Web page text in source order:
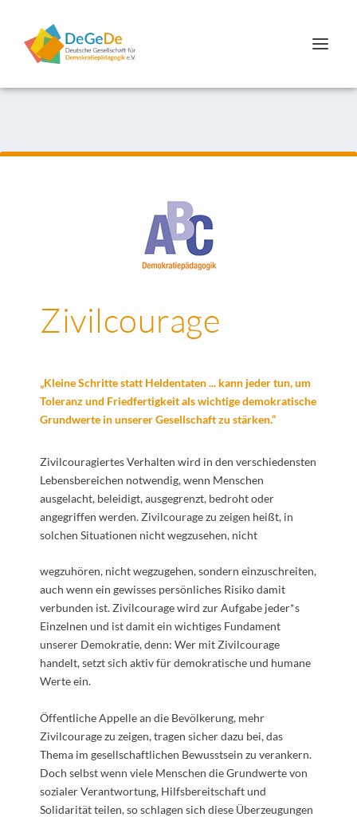
Zivilcourage
„Kleine Schritte statt Heldentaten ... kann jeder tun, um
Toleranz und Friedfertigkeit als wichtige demokratische
Grundwerte in unserer Gesellschaft zu stärken.“
Zivilcouragiertes Verhalten wird in den verschiedensten
Lebensbereichen notwendig, wenn Menschen
ausgelacht, beleidigt, ausgegrenzt, bedroht oder
angegriffen werden. Zivilcourage zu zeigen heißt, in
solchen Situationen nicht wegzusehen, nicht
wegzuhören, nicht wegzugehen, sondern einzuschreiten,
auch wenn ein gewisses persönliches Risiko damit
verbunden ist. Zivilcourage wird zur Aufgabe jeder*s
Einzelnen und ist damit ein wichtiges Fundament
unserer Demokratie, denn: Wer mit Zivilcourage
handelt, setzt sich aktiv für demokratische und humane
Werte ein.
Öffentliche Appelle an die Bevölkerung, mehr
Zivilcourage zu zeigen, tragen sicher dazu bei, das
Thema im gesellschaftlichen Bewusstsein zu verankern.
Doch selbst wenn viele Menschen die Grundwerte von
sozialer Verantwortung, Hilfsbereitschaft und
Solidarität teilen, so schlagen sich diese Überzeugungen